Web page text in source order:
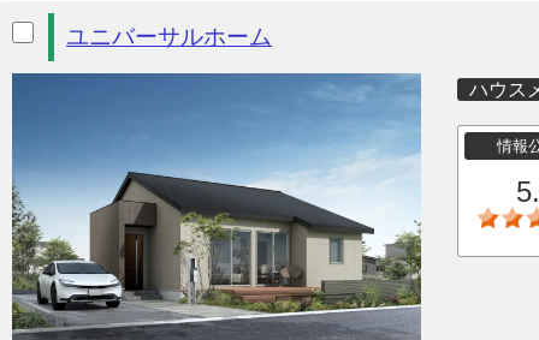
ユニバーサルホーム
ハウス
情報